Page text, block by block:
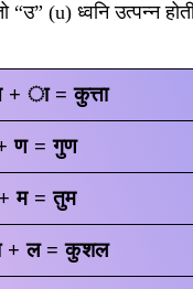
(u) ध्वनि उत्पन्न
ा = कुत्ता
ण = गुण
म = तुम
ल = कुशल